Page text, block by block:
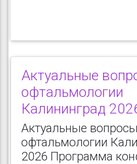
Актуальные
офтальмологии
Калининград
Актуальные
офтальмологии
2026 Программа